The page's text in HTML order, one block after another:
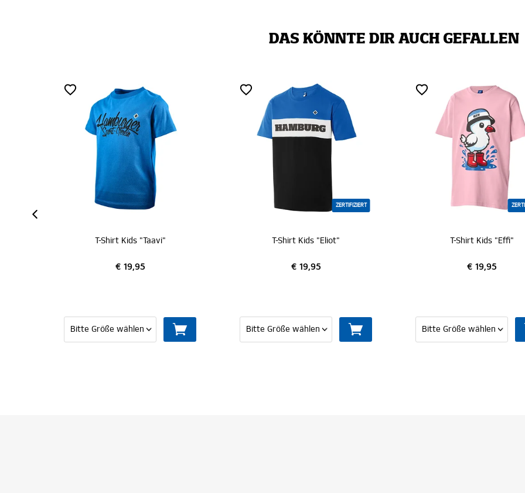
DAS KÖNNTE DIR AUCH GEFALLEN
T-Shirt Kids "Taavi"
€ 19,95
ZERTIFIZIERT
T-Shirt Kids "Eliot"
€ 19,95
ZERTIFIZIERT
T-Shirt Kids "Effi"
€ 19,95